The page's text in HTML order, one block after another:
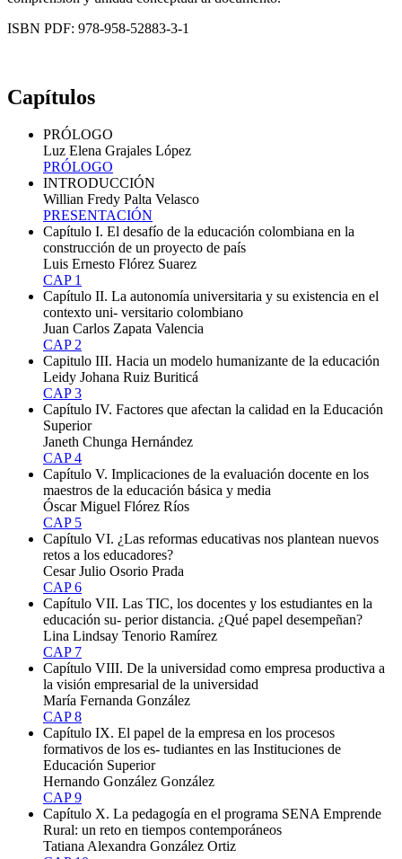
ISBN PDF: 978-958-52883-3-1
Capítulos
PRÓLOGO
Luz Elena Grajales López
PRÓLOGO
INTRODUCCIÓN
Willian Fredy Palta Velasco
PRESENTACIÓN
Capítulo I. El desafío de la educación colombiana en la
construcción de un proyecto de país
Luis Ernesto Flórez Suarez
CAP 1
Capítulo II. La autonomía universitaria y su existencia en el
contexto uni- versitario colombiano
Juan Carlos Zapata Valencia
CAP 2
Capitulo III. Hacia un modelo humanizante de la educación
Leidy Johana Ruiz Buriticá
CAP 3
Capítulo IV. Factores que afectan la calidad en la Educación
Superior
Janeth Chunga Hernández
CAP 4
Capítulo V. Implicaciones de la evaluación docente en los
maestros de la educación básica y media
Óscar Miguel Flórez Ríos
CAP 5
Capítulo VI. ¿Las reformas educativas nos plantean nuevos
retos a los educadores?
Cesar Julio Osorio Prada
CAP 6
Capítulo VII. Las TIC, los docentes y los estudiantes en la
educación su- perior distancia. ¿Qué papel desempeñan?
Lina Lindsay Tenorio Ramírez
CAP 7
Capítulo VIII. De la universidad como empresa productiva a
la visión empresarial de la universidad
María Fernanda González
CAP 8
Capítulo IX. El papel de la empresa en los procesos
formativos de los es- tudiantes en las Instituciones de
Educación Superior
Hernando González González
CAP 9
Capítulo X. La pedagogía en el programa SENA Emprende
Rural: un reto en tiempos contemporáneos
Tatiana Alexandra González Ortiz